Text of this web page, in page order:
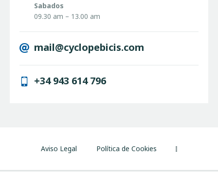
Sabados
09.30 am – 13.00 am
mail@cyclopebicis.com
+34 943 614 796
Aviso Legal Política de Cookies